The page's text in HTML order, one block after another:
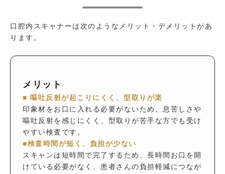
口腔内スキャナーは次のようなメリット・デメリットがあ
ります。
メリット
■ 嘔吐反射が起こりにくく、型取りが楽
印象材をお口に入れる必要がないため、息苦しさや
嘔吐反射を感じにくく、型取りが苦手な方でも受け
やすい検査です。
■検査時間が短く、負担が少ない
スキャンは短時間で完了するため、長時間お口を開
けている必要がなく、患者さんの負担軽減につなが